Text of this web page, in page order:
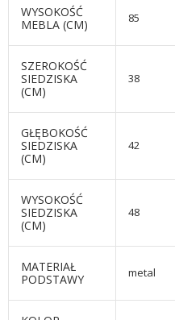
WYSOKOŚĆ
MEBLA (CM)
85
SZEROKOŚĆ
SIEDZISKA
(CM)
38
GŁĘBOKOŚĆ
SIEDZISKA
(CM)
42
WYSOKOŚĆ
SIEDZISKA
(CM)
48
MATERIAŁ
PODSTAWY
metal